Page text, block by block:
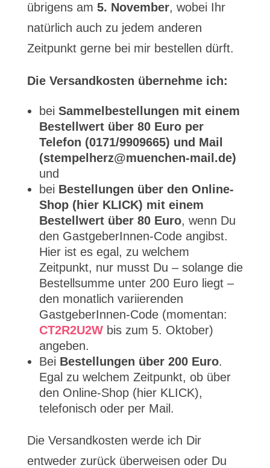
übrigens am 5. November, wobei Ihr
natürlich auch zu jedem anderen
Zeitpunkt gerne bei mir bestellen dürft.
Die Versandkosten übernehme ich:
bei Sammelbestellungen mit einem
Bestellwert über 80 Euro per
Telefon (0171/9909665) und Mail
(stempelherz@muenchen-mail.de)
und
bei Bestellungen über den Online-
Shop (hier KLICK) mit einem
Bestellwert über 80 Euro, wenn Du
den GastgeberInnen-Code angibst.
Hier ist es egal, zu welchem
Zeitpunkt, nur musst Du – solange die
Bestellsumme unter 200 Euro liegt –
den monatlich variierenden
GastgeberInnen-Code (momentan:
CT2R2U2Wbis zum 5. Oktober)
angeben.
Bei Bestellungen über 200 Euro.
Egal zu welchem Zeitpunkt, ob über
den Online-Shop (hier KLICK),
telefonisch oder per Mail.
Die Versandkosten werde ich Dir
entweder zurück überweisen oder Du